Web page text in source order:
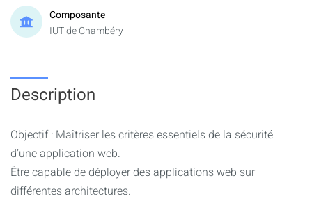
Composante
IUT de Chambéry
Description
Objectif : Maîtriser les critères essentiels de la sécurité
d’une application web.
Être capable de déployer des applications web sur
différentes architectures.